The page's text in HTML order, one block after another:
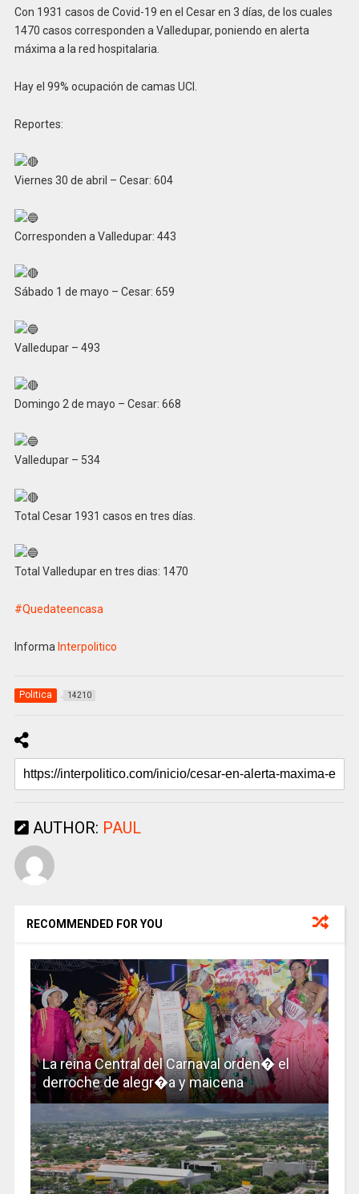
Con 1931 casos de Covid-19 en el Cesar en 3 días, de los cuales
1470 casos corresponden a Valledupar, poniendo en alerta
máxima a la red hospitalaria.
Hay el 99% ocupación de camas UCI.
Reportes:
Viernes 30 de abril – Cesar: 604
Corresponden a Valledupar: 443
Sábado 1 de mayo – Cesar: 659
Valledupar – 493
Domingo 2 de mayo – Cesar: 668
Valledupar – 534
Total Cesar 1931 casos en tres días.
Total Valledupar en tres dias: 1470
#Quedateencasa
Informa Interpolitico
Politica 14210
AUTHOR: PAUL
RECOMMENDED FOR YOU
La reina Central del Carnaval orden� el
derroche de alegr�a y maicena